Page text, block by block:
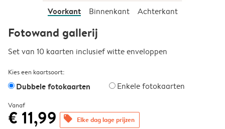
Voorkant Binnenkant Achterkant
Fotowand gallerij
Set van 10 kaarten inclusief witte enveloppen
Kies een kaartsoort:
Dubbele fotokaarten Enkele fotokaarten
Vanaf
€ 11,99 offers Elke dag lage prijzen